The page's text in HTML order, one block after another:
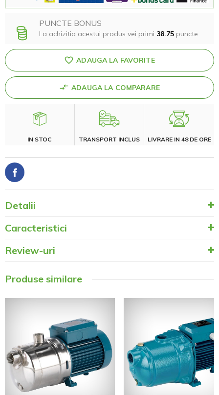
PUNCTE BONUS
La achizitia acestui produs vei primi 38.75 puncte
ADAUGA LA FAVORITE
ADAUGA LA COMPARARE
IN STOC TRANSPORT INCLUS LIVRARE IN 48 DE ORE
Detalii
Caracteristici
Review-uri
Produse similare